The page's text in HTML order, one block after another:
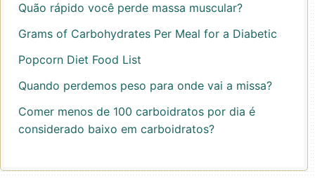
Quão rápido você perde massa muscular?
Grams of Carbohydrates Per Meal for a Diabetic
Popcorn Diet Food List
Quando perdemos peso para onde vai a missa?
Comer menos de 100 carboidratos por dia é
considerado baixo em carboidratos?